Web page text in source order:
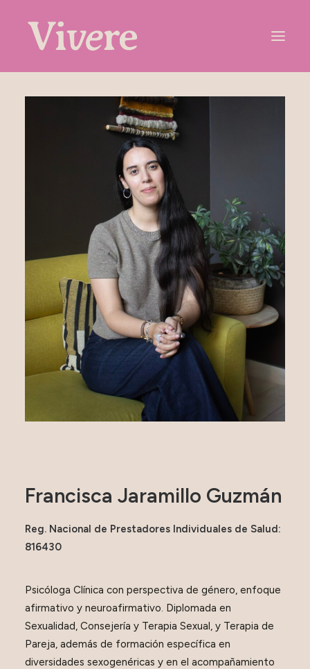
Francisca Jaramillo Guzmán
Reg. Nacional de Prestadores Individuales de Salud:
816430
Psicóloga Clínica con perspectiva de género, enfoque
afirmativo y neuroafirmativo. Diplomada en
Sexualidad, Consejería y Terapia Sexual, y Terapia de
Pareja, además de formación específica en
diversidades sexogenéricas y en el acompañamiento